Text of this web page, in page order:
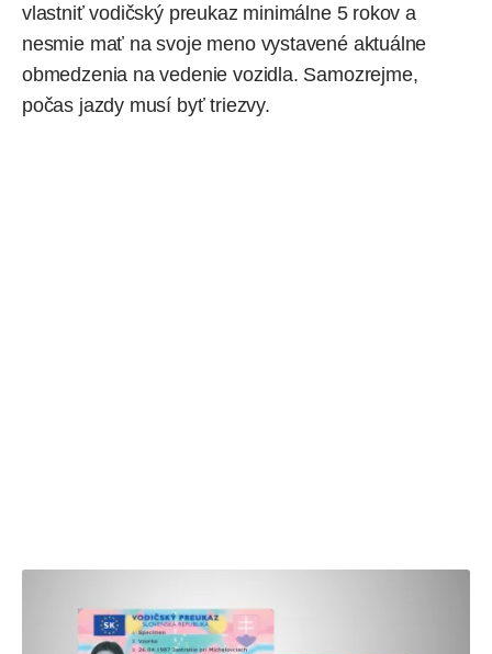
vlastniť vodičský preukaz minimálne 5 rokov a
nesmie mať na svoje meno vystavené aktuálne
obmedzenia na vedenie vozidla. Samozrejme,
počas jazdy musí byť triezvy.